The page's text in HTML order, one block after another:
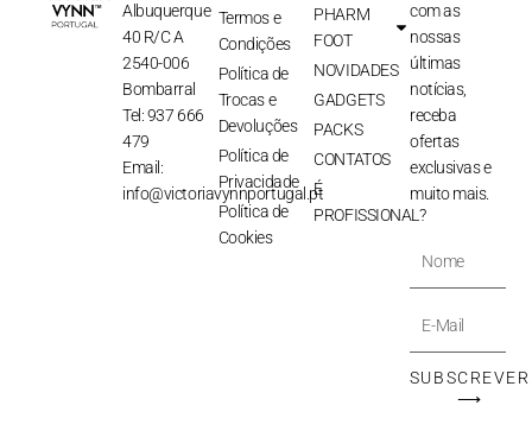
Albuquerque
40 R/C A
2540-006
Bombarral
Tel: 937 666
479
Email:
info@victoriavynnportugal.pt
Termos e
Condições
Política de
Trocas e
Devoluções
Política de
Privacidade
Política de
Cookies
PHARM
FOOT
NOVIDADES
GADGETS
PACKS
CONTATOS
É
PROFISSIONAL?
com as
nossas
últimas
notícias,
receba
ofertas
exclusivas e
muito mais.
Nome
E-
Mail
SUBSCREVER
⟶